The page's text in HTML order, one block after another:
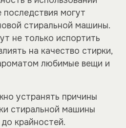
последствия могут
стиральной машины.
не только испортить
на качество стирки,
любимые вещи и
устранять причины
стиральной машины
крайностей.